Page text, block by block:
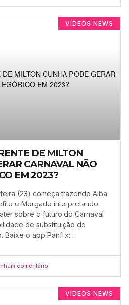
VÍDEOS NEWS
DE MILTON
CARNAVAL NÃO
EM 2023?
(23) começa trazendo Alba
e Morgado interpretando
sobre o futuro do Carnaval
de substituição do
Baixe o app Panflix:…
comentário
VÍDEOS NEWS